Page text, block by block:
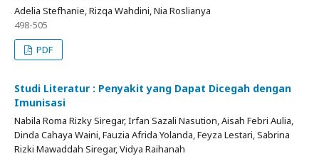
Adelia Stefhanie, Rizqa Wahdini, Nia Roslianya
498-505
PDF
Studi Literatur : Penyakit yang Dapat Dicegah dengan
Imunisasi
Nabila Roma Rizky Siregar, Irfan Sazali Nasution, Aisah Febri Aulia,
Dinda Cahaya Waini, Fauzia Afrida Yolanda, Feyza Lestari, Sabrina
Rizki Mawaddah Siregar, Vidya Raihanah